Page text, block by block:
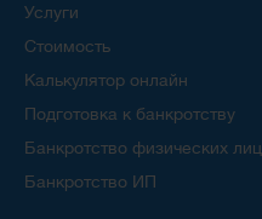
Услуги
Стоимость
Калькулятор онлайн
Подготовка к банкротству
Банкротство физических лиц
Банкротство ИП